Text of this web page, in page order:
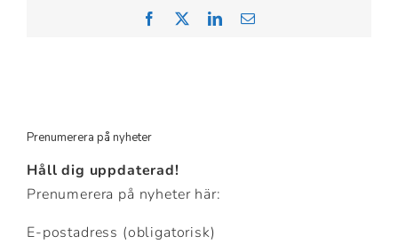
Facebook LinkedIn
Email
Prenumerera på nyheter
Håll dig uppdaterad!
Prenumerera på nyheter här:
E-postadress (obligatorisk)